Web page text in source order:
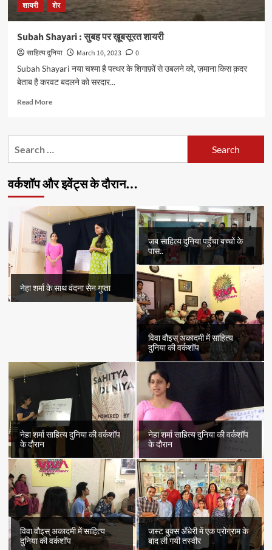
शायरी शेर
Subah Shayari : सुबह पर ख़ूबसूरत शायरी
साहित्य दुनिया March 10, 2023
0
Subah Shayari नया चश्मा है पत्थर के शिगाफ़ों से उबलने को, ज़माना किस क़दर
बेताब है करवट बदलने को सरदार...
Read MoreRead
Subah
पर
ख़ूबसूरत
शायरी
वर्कशॉप और इवेंट्स के दौरान…
नेहा शर्मा के साथ वंदना सेन गुप्ता
जब साहित्य दुनिया पहुँचा बच्चों के
पास..
विवा वौइस् अकादमी में साहित्य
दुनिया की वर्कशॉप
नेहा शर्मा साहित्य दुनिया की वर्कशॉप
के दौरान
नेहा शर्मा साहित्य दुनिया की वर्कशॉप
के दौरान
विवा वौइस् अकादमी में साहित्य
दुनिया की वर्कशॉप
जस्ट बुक्स अँधेरी में एक प्रोग्राम के
बाद ली गयी तस्वीर